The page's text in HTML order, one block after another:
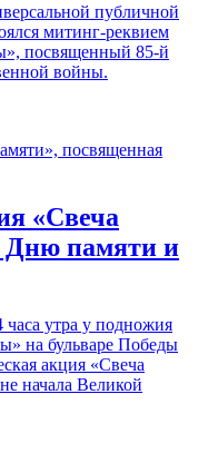
публичной
митинг-реквием
посвященный 85-й
войны.
«Свеча
Дню памяти и
утра у подножия
на бульваре Победы
акция «Свеча
начала Великой